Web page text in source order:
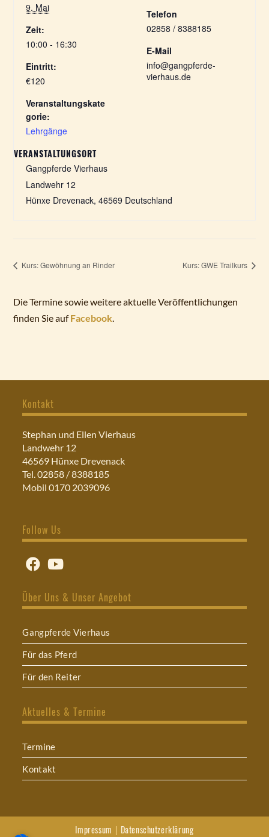
9. Mai
Zeit:
10:00 - 16:30
Eintritt:
€120
Veranstaltungskate
gorie:
Lehrgänge
VERANSTALTUNGSORT
Gangpferde Vierhaus
Landwehr 12
Hünxe Drevenack, 46569 Deutschland
Telefon
02858 / 8388185
E-Mail
info@gangpferde-
vierhaus.de
Kurs: Gewöhnung an Rinder Kurs: GWE Trailkurs
Die Termine sowie weitere aktuelle Veröffentlichungen
finden Sie aufFacebook
Kontakt
Stephan und Ellen Vierhaus
Landwehr 12
46569 Hünxe Drevenack
Tel. 02858 / 8388185
Mobil 0170 2039096
Follow Us
in
a
a
Über Uns & Unser Angebot
Gangpferde Vierhaus
Für das Pferd
Für den Reiter
Aktuelles & Termine
Termine
Kontakt
Impressum Datenschutzerklärung